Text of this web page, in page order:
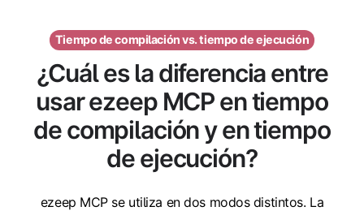
Tiempo de compilación vs. tiempo de ejecución
¿Cuál es la diferencia entre
usar ezeep MCP en tiempo
de compilación y en tiempo
de ejecución?
ezeep MCP se utiliza en dos modos distintos. La